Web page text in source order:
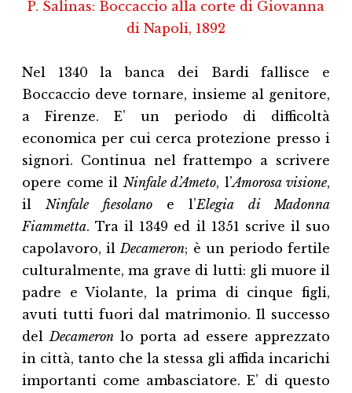
P. Salinas: Boccaccio alla corte di Giovanna
di Napoli, 1892
Nel 1340 la banca dei Bardi fallisce e
Boccaccio deve tornare, insieme al genitore,
a Firenze. E’ un periodo di difficoltà
economica per cui cerca protezione presso i
signori. Continua nel frattempo a scrivere
opere come il Ninfale d’Ameto, l’Amorosa visione,
il Ninfale fiesolanoe l’Elegia di Madonna
Fiammetta. Tra il 1349 ed il 1351 scrive il suo
capolavoro, il Decameron; è un periodo fertile
culturalmente, ma grave di lutti: gli muore il
padre e Violante, la prima di cinque figli,
avuti tutti fuori dal matrimonio. Il successo
del Decameron lo porta ad essere apprezzato
in città, tanto che la stessa gli affida incarichi
importanti come ambasciatore. E’ di questo